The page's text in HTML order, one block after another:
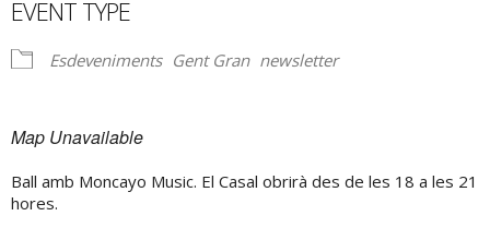
EVENT TYPE
Esdeveniments Gent Gran newsletter
Map Unavailable
Ball amb Moncayo Music. El Casal obrirà des de les 18 a les 21
hores.